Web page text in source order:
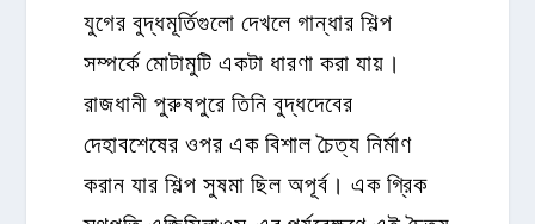
যুগের বুদ্ধমূর্তিগুলো দেখলে গান্ধার শিল্প
সম্পর্কে মোটামুটি একটা ধারণা করা যায়।
রাজধানী পুরুষপুরে তিনি বুদ্ধদেবের
দেহাবশেষের ওপর এক বিশাল চৈত্য নির্মাণ
করান যার শিল্প সুষমা ছিল অপূর্ব। এক গ্রিক